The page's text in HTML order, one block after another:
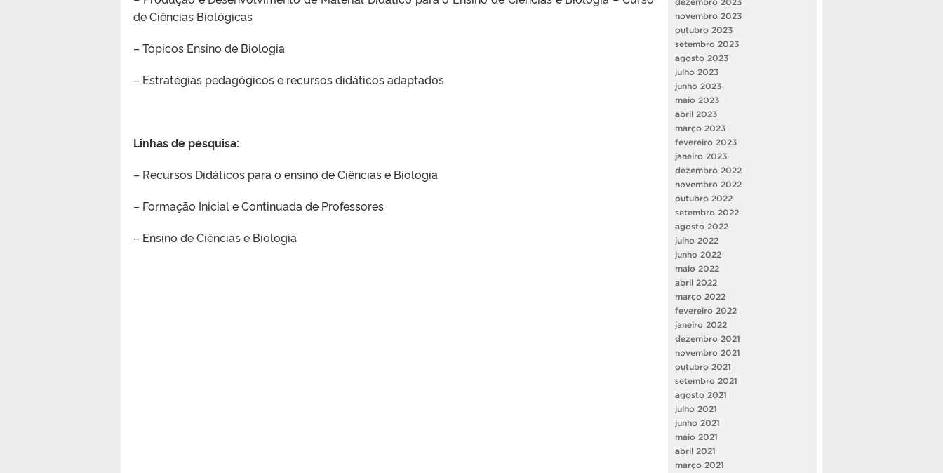
de Ciências Biológicas
– Tópicos Ensino de Biologia
– Estratégias pedagógicos e recursos didáticos adaptados
Linhas de pesquisa:
– Recursos Didáticos para o ensino de Ciências e Biologia
– Formação Inicial e Continuada de Professores
– Ensino de Ciências e Biologia
novembro 2023
outubro 2023
setembro 2023
agosto 2023
julho 2023
junho 2023
maio 2023
abril 2023
março 2023
fevereiro 2023
janeiro 2023
dezembro 2022
novembro 2022
outubro 2022
setembro 2022
agosto 2022
julho 2022
junho 2022
maio 2022
abril 2022
março 2022
fevereiro 2022
janeiro 2022
dezembro 2021
novembro 2021
outubro 2021
setembro 2021
agosto 2021
julho 2021
junho 2021
maio 2021
abril 2021
março 2021